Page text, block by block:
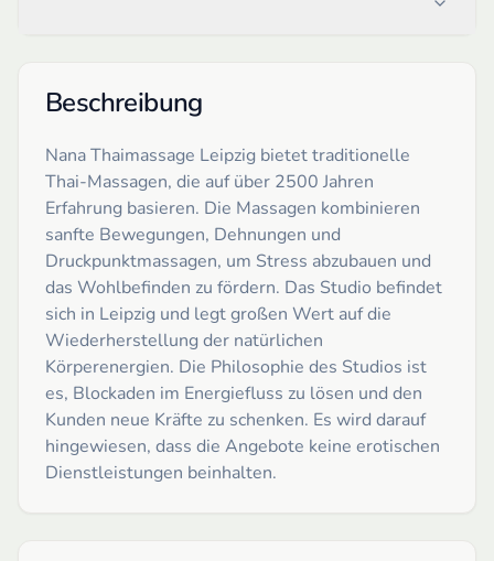
Beschreibung
Nana Thaimassage Leipzig bietet traditionelle
Thai-Massagen, die auf über 2500 Jahren
Erfahrung basieren. Die Massagen kombinieren
sanfte Bewegungen, Dehnungen und
Druckpunktmassagen, um Stress abzubauen und
das Wohlbefinden zu fördern. Das Studio befindet
sich in Leipzig und legt großen Wert auf die
Wiederherstellung der natürlichen
Körperenergien. Die Philosophie des Studios ist
es, Blockaden im Energiefluss zu lösen und den
Kunden neue Kräfte zu schenken. Es wird darauf
hingewiesen, dass die Angebote keine erotischen
Dienstleistungen beinhalten.